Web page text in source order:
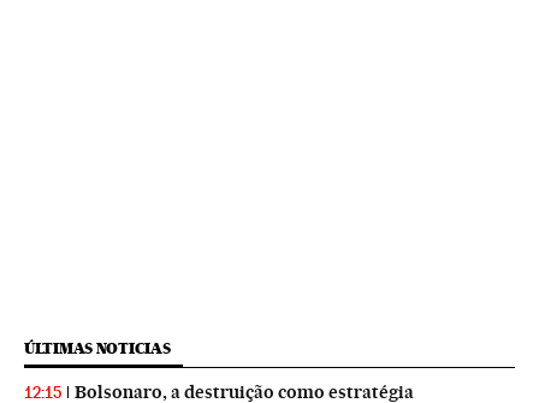
ÚLTIMAS NOTICIAS
12:15 Bolsonaro, a destruição como estratégia